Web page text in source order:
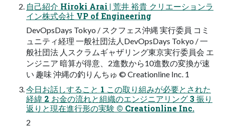
⾃⼰紹介 Hiroki Arai | 荒井 裕貴 クリエーションラ
イン株式会社 VP of Engineering
DevOpsDays Tokyo / スクフェス沖縄 実⾏委員 コミ
ュニティ経理 ⼀般社団法⼈DevOpsDays Tokyo / ⼀
般社団法 ⼈スクラムギャザリング東京実⾏委員会 エ
ンジニア 暗算が得意、2進数から10進数の変換が速
い 趣味 沖縄の釣りんちゅ © Creationline Inc. 1
今⽇お話しすること 1 この取り組みが必要とされた
経緯 2 お⾦の流れと組織のエンジニアリング 3 振り
返りと現在進⾏形の実験 © Creationline Inc.
2